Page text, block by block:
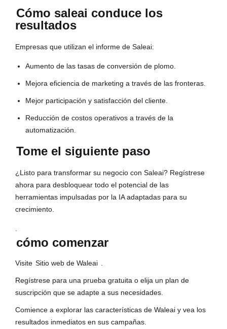
Cómo saleai conduce los
resultados
Empresas que utilizan el informe de Saleai:
Aumento de las tasas de conversión de plomo.
Mejora eficiencia de marketing a través de las fronteras.
Mejor participación y satisfacción del cliente.
Reducción de costos operativos a través de la
automatización.
Tome el siguiente paso
¿Listo para transformar su negocio con Saleai? Regístrese
ahora para desbloquear todo el potencial de las
herramientas impulsadas por la IA adaptadas para su
crecimiento.
.
cómo comenzar
Visite Sitio web de Waleai .
Regístrese para una prueba gratuita o elija un plan de
suscripción que se adapte a sus necesidades.
Comience a explorar las características de Waleai y vea los
resultados inmediatos en sus campañas.